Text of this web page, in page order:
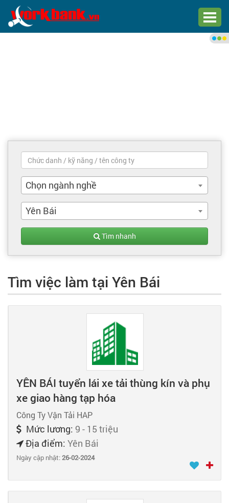
Việc làm mới nhất
Tìm việc làm
Tạo hồ sơ
Cẩm nang việc làm
Bạn cần tuyển người
Chọn ngành nghề
Yên Bái
Tìm nhanh
Tìm việc làm tại Yên Bái
YÊN BÁI tuyển lái xe tải thùng kín và phụ
xe giao hàng tạp hóa
Công Ty Vận Tải HAP
Mức lương: 9 - 15 triệu
Địa điểm: Yên Bái
Ngày cập nhật:26-02-2024